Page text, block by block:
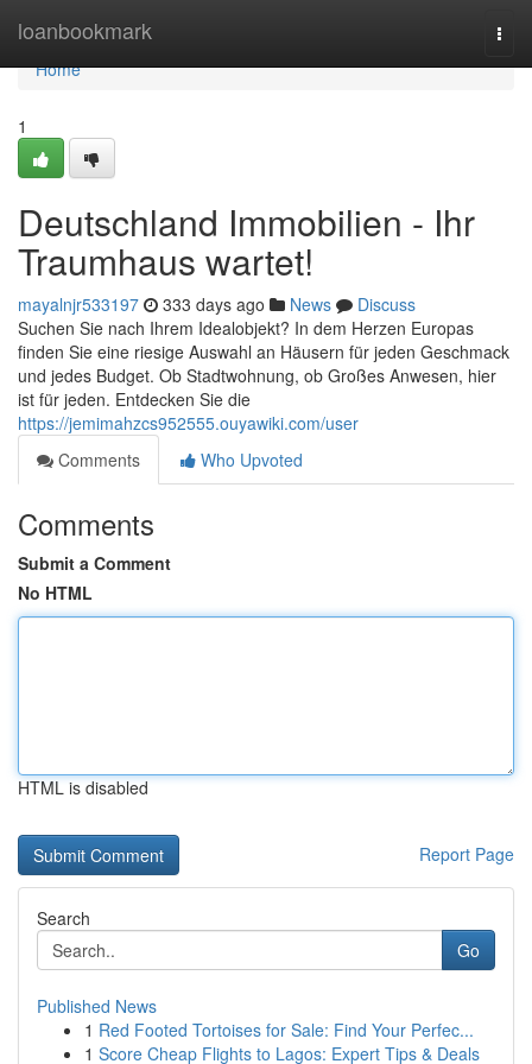
loanbookmark
Home
Home
1
Deutschland Immobilien - Ihr
Traumhaus wartet!
mayalnjr533197 333 days ago News
Discuss
Suchen Sie nach Ihrem Idealobjekt? In dem Herzen Europas
finden Sie eine riesige Auswahl an Häusern für jeden Geschmack
und jedes Budget. Ob Stadtwohnung, ob Großes Anwesen, hier
ist für jeden. Entdecken Sie die
https://jemimahzcs952555.ouyawiki.com/user
Comments
Who Upvoted
Comments
Submit a Comment
No HTML
HTML is disabled
Report Page
Search
Go
Published News
1 Red Footed Tortoises for Sale: Find Your Perfec...
1 Score Cheap Flights to Lagos: Expert Tips & Deals